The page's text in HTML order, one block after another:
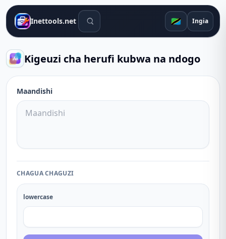
Inettools.net Zana za utafutaji 🇹🇿 Ingia
Kigeuzi cha herufi kubwa na ndogo
Maandishi
CHAGUA CHAGUZI
lowercase